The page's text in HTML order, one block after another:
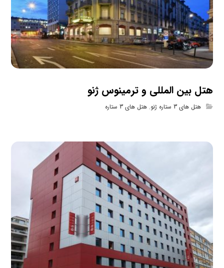
هتل بین المللی و ترمینوس ژنو
هتل های 3 ستاره ژنو ,هتل های 3 ستاره